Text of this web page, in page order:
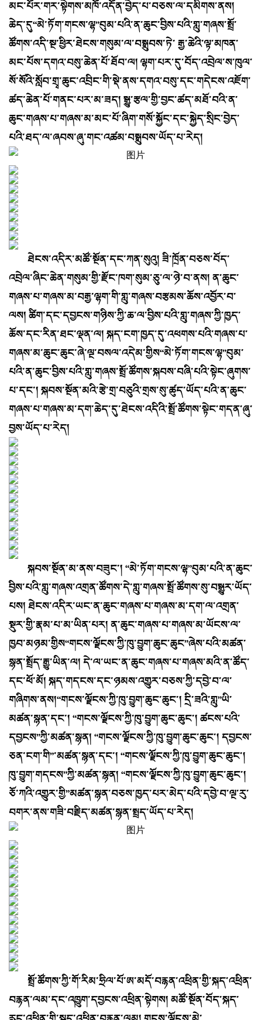
མང་པོར་གར་སྟེགས་མཁོ་འདོན་བྱེད་པ་བཅས་ལ་དམིགས་ནས།
ཆེད་དུ“མེ་ཏོག་གངས་ལྷ”བུམ་པའི་ན་ཆུང་བྱིས་པའི་གླུ་གཞས་སྤྲོ་
ཚོགས་འདི་སྔ་ཕྱིར་ཐེངས་གསུམ་ལ་བསྒྲུབས་ཏེ་ རྒྱ་ཆེའི་ལྟ་མཁན་
མང་པོས་དགའ་བསུ་ཆེན་པོ་ཐོབ་ལ། ལྷག་པར་དུ་བོད་འབྲེལ་ས་ཁུལ་
སོ་སོའི་སློབ་གྲྭ་ཆུང་འབྲིང་གི་སྡེ་ནས་དགའ་བསུ་དང་གདེངས་འཇོག་
ཚད་ཆེན་པོ་གནང་པར་མ་ཟད། སྒྱུ་རྩལ་གྱི་བྱང་ཚད་མཐོ་བའི་ན་
ཆུང་གཞས་པ་གཞས་མ་མང་པོ་ཞིག་གསོ་སྐྱོང་དང་སྐྱེད་སྲིང་བྱེད་
པའི་ཐད་ལ་ཞབས་ཞུ་གང་འཚམ་བསྒྲུབས་ཡོད་པ་རེད།
ཐེངས་འདིར་མཚོ་སྔོན་དང་ཀན་སུའུ། ཟི་ཁྲོན་བཅས་བོད་
འབྲེལ་ཞིང་ཆེན་གསུམ་གྱི་རྫོང་ཁག་སུམ་ཅུ་ལ་ཉེ་བ་ནས། ན་ཆུང་
གཞས་པ་གཞས་མ་བརྒྱ་ལྷག་གི་གླུ་གཞས་བརྩམས་ཆོས་འབྱོར་བ་
ལས། ཚིག་དང་དབྱངས་གཉིས་ཀྱི་ཆ་ལ་བྱིས་པའི་གླུ་གཞས་ཀྱི་ཁྱད་
ཆོས་དང་རིན་ཐང་ལྡན་ལ། སྐད་ངག་ཁྱད་དུ་འཕགས་པའི་གཞས་པ་
གཞས་མ་ཆུང་ཆུང་ཞེ་ལྔ་བསལ་འདེམ་གྱིས“མེ་ཏོག་གངས་ལྷ”བུམ་
པའི་ན་ཆུང་བྱིས་པའི་གླུ་གཞས་སྤྲོ་ཚོགས་སྐབས་བཞི་པའི་སྟེང་ཞུགས་
པ་དང་། སྐབས་སྔོན་མའི་རྩེ་གྲ་བཅུའི་གྲས་སུ་ཚུད་ཡོད་པའི་ན་ཆུང་
གཞས་པ་གཞས་མ་དག་ཆེད་དུ་ཐེངས་འདིའི་སྤྲོ་ཚོགས་སྟེང་གདན་ཞུ་
བྱས་ཡོད་པ་རེད།
སྐབས་སྔོན་མ་ནས་བཟུང་། “མེ་ཏོག་གངས་ལྷ”བུམ་པའི་ན་ཆུང་
བྱིས་པའི་གླུ་གཞས་འགྲན་ཚོགས་དེ་གླུ་གཞས་སྤྲོ་ཚོགས་སུ་བསྒྱུར་ཡོད་
པས། ཐེངས་འདིར་ཡང་ན་ཆུང་གཞས་པ་གཞས་མ་དག་ལ་འགྲན་
སྡུར་གྱི་རྣམ་པ་མ་ཡིན་པར། ན་ཆུང་གཞས་པ་གཞས་མ་ཡོངས་ལ་
ཁྱབ་མཉམ་གྱིས“གངས་ལྗོངས་ཀྱི་ཁུ་བྱུག་ཆུང་ཆུང”ཞེས་པའི་མཚན་
སྙན་སྤྲོད་རྒྱུ་ཡིན་ལ། དེ་ལ་ཡང་ན་ཆུང་གཞས་པ་གཞས་མའི་ན་ཚོད་
དང་ཕོ་མོ། སྐད་གདངས་དང་ཉམས་འགྱུར་བཅས་ཀྱི་དབྱེ་བ་ལ་
གཞིགས་ནས།“གངས་ལྗོངས་ཀྱི་ཁུ་བྱུག་ཆུང་ཆུང་། དྲི་ཟའི་གླུ”ཡི་
མཚན་སྙན་དང་། “གངས་ལྗོངས་ཀྱི་ཁུ་བྱུག་ཆུང་ཆུང་། ཚངས་པའི་
དབྱངས”ཀྱི་མཚན་སྙན། “གངས་ལྗོངས་ཀྱི་ཁུ་བྱུག་ཆུང་ཆུང་། དབྱངས་
ཅན་ངག་གི”་མཚན་སྙན་དང་། “གངས་ལྗོངས་ཀྱི་ཁུ་བྱུག་ཆུང་ཆུང་།
ཁུ་བྱུག་གདངས”ཀྱི་མཚན་སྙན། “གངས་ལྗོངས་ཀྱི་ཁུ་བྱུག་ཆུང་ཆུང་།
ཅོ་ཀའི་འགྱུར་གྱི”མཚན་སྙན་བཅས་ཁྱད་པར་མེད་པའི་དབྱེ་བ་ལྔ་རུ་
བགར་ནས་གཟི་བརྗིད་མཚན་སྙན་སྤྲད་ཡོད་པ་རེད།
སྤྲོ་ཚོགས་ཀྱི་གོ་རིམ་ཧྲིལ་པོ་ཨ་མདོ་བརྙན་འཕྲིན་གྱི་སྐད་འཕྲིན་
བརྙན་ལམ་དང་འཁྱུག་དབྱངས་འཕྲིན་སྟེགས། མཚོ་སྔོན་བོད་སྐད་